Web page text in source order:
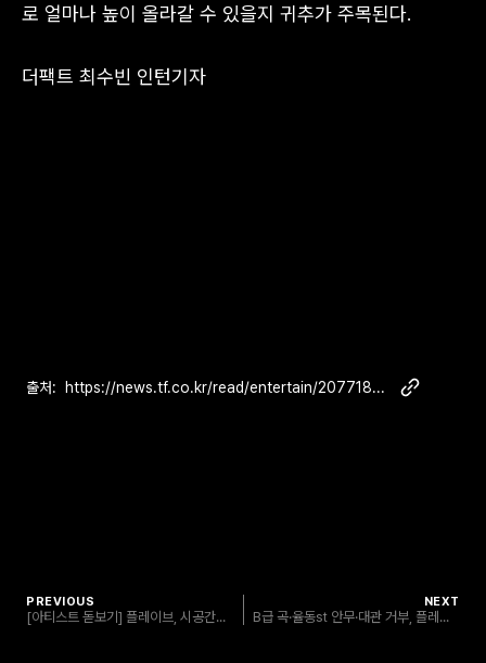
로 얼마나 높이 올라갈 수 있을지 귀추가 주목된다.
더팩트 최수빈 인턴기자
출처: https://news.tf.co.kr/read/entertain/2077188.htm
PREVIOUS
[아티스트 돋보기] 플레이브, 시공간을 넘어 (24/01/17)
NEXT
B급 곡·율동st 안무·대관 거부, 플레이브가 견딘 역경 [스몰톡Q] (24/02/26)